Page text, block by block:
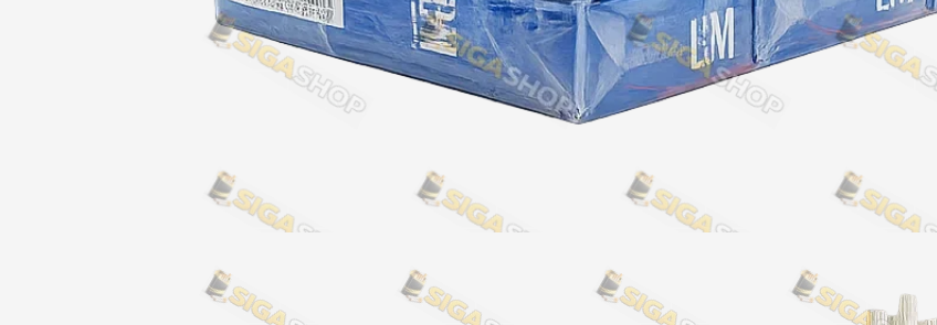
Nistru
Leana
Montecristo
Military
PULL
De Santis